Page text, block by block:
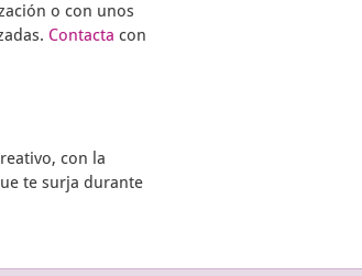
o con unos
Contacta con
con la
te surja durante